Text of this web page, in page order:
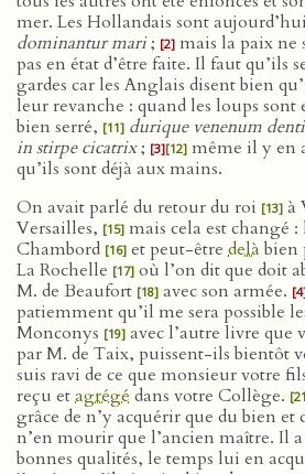
mer. Les Hollandais sont
dominantur mari; [2] mais la paix ne
pas en état d’être faite. Il faut qu’ils
gardes car les Anglais disent bien
leur revanche : quand les loups
bien serré, [11] durique venenum
in stirpe cicatrix; [3][12] même il y en
qu’ils sont déjà aux mains.
On avait parlé du retour du roi [13] à
Versailles, [15] mais cela est changé :
Chambord [16] et peut-être delà bien
La Rochelle [17] où l’on dit que doit
M. de Beaufort [18] avec son armée.
patiemment qu’il me sera possible
Monconys [19] avec l’autre livre que
par M. de Taix, puissent-ils bientôt
suis ravi de ce que monsieur votre
reçu etagrégé dans votre Collège.
grâce de n’y acquérir que du bien et
n’en mourir que l’ancien maître. Il
bonnes qualités, le temps lui en